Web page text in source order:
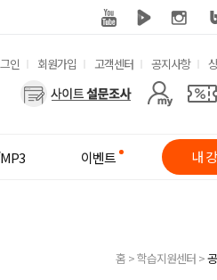
인 회원가입 고객센터 공지사항
사
메
이벤트 내
홈 >학습지원센터 >